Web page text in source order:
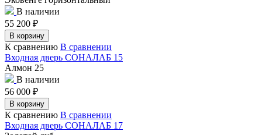
В наличии
55 200 ₽
В корзину
К сравнению В сравнении
Входная дверь СОНАЛАБ 15
Алмон 25
В наличии
56 000 ₽
В корзину
К сравнению В сравнении
Входная дверь СОНАЛАБ 17